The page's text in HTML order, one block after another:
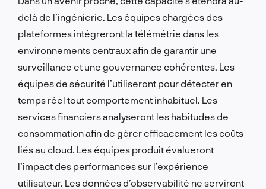
delà de l’ingénierie. Les équipes chargées des
plateformes intégreront la télémétrie dans les
environnements centraux afin de garantir une
surveillance et une gouvernance cohérentes. Les
équipes de sécurité l’utiliseront pour détecter en
temps réel tout comportement inhabituel. Les
services financiers analyseront les habitudes de
consommation afin de gérer efficacement les coûts
liés au cloud. Les équipes produit évalueront
l’impact des performances sur l’expérience
utilisateur. Les données d’observabilité ne serviront